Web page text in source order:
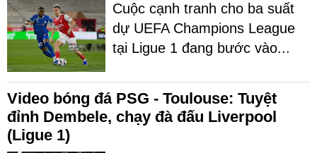
Cuộc cạnh tranh cho ba suất
dự UEFA Champions League
tại Ligue 1 đang bước vào...
Video bóng đá PSG - Toulouse: Tuyệt
đỉnh Dembele, chạy đà đấu Liverpool
(Ligue 1)